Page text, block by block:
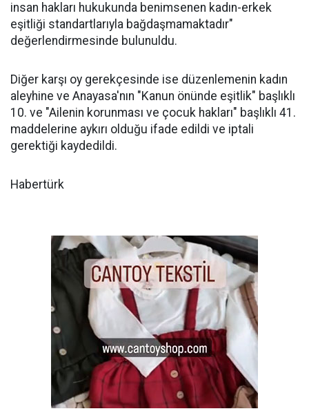
insan hakları hukukunda benimsenen kadın-erkek
eşitliği standartlarıyla bağdaşmamaktadır"
değerlendirmesinde bulunuldu.
Diğer karşı oy gerekçesinde ise düzenlemenin kadın
aleyhine ve Anayasa'nın "Kanun önünde eşitlik" başlıklı
10. ve "Ailenin korunması ve çocuk hakları" başlıklı 41.
maddelerine aykırı olduğu ifade edildi ve iptali
gerektiği kaydedildi.
Habertürk